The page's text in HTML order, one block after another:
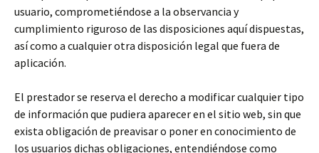
usuario, comprometiéndose a la observancia y
cumplimiento riguroso de las disposiciones aquí dispuestas,
así como a cualquier otra disposición legal que fuera de
aplicación.
El prestador se reserva el derecho a modificar cualquier tipo
de información que pudiera aparecer en el sitio web, sin que
exista obligación de preavisar o poner en conocimiento de
los usuarios dichas obligaciones, entendiéndose como